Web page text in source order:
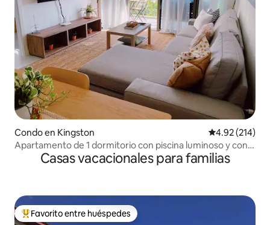
Condo en Kingston Calificación
4.92 (214)
Apartamento de 1 dormitorio con piscina luminoso y con
mucha luzCasas vacacionales para familias
Favorito entre huéspedes preferido
Favorito entre huéspedes